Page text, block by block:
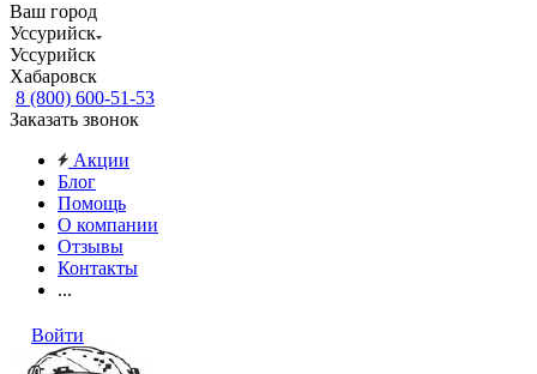
Ваш город
Уссурийск
Уссурийск
Хабаровск
8 (800) 600-51-53
Заказать звонок
Акции
Блог
Помощь
О компании
Отзывы
Контакты
...
Войти